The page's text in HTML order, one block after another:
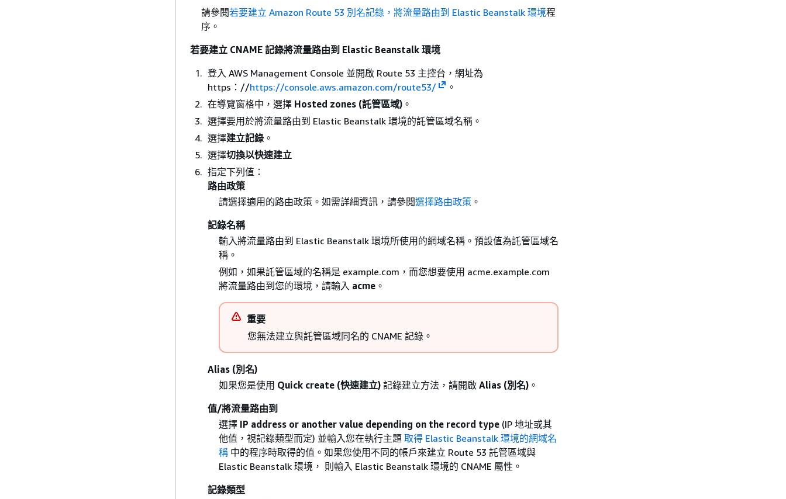
請參閱若要建立 Amazon Route 53 別名記錄，將流量路由到 Elastic Beanstalk 環境程
序。
若要建立 CNAME 記錄將流量路由到 Elastic Beanstalk 環境
登入 AWS Management Console 並開啟 Route 53 主控台，網址為
https：//https://console.aws.amazon.com/route53/
。
在導覽窗格中，選擇 Hosted zones (託管區域) 。
選擇要用於將流量路由到 Elastic Beanstalk 環境的託管區域名稱。
選擇建立記錄 。
選擇切換以快速建立
指定下列值：
路由政策
請選擇適用的路由政策。如需詳細資訊，請參閱選擇路由政策。
記錄名稱
輸入將流量路由到 Elastic Beanstalk 環境所使用的網域名稱。預設值為託管區域名
稱。
例如，如果託管區域的名稱是 example.com，而您想要使用 acme.example.com
將流量路由到您的環境，請輸入 acme。
重要
您無法建立與託管區域同名的 CNAME 記錄。
Alias (別名)
如果您是使用 Quick create (快速建立) 記錄建立方法，請開啟 Alias (別名)。
值/將流量路由到
選擇 IP address or another value depending on the record type(IP 地址或其
他值，視記錄類型而定) 並輸入您在執行主題 取得 Elastic Beanstalk 環境的網域名
稱中的程序時取得的值。如果您使用不同的帳戶來建立 Route 53 託管區域與
Elastic Beanstalk 環境， 則輸入 Elastic Beanstalk 環境的 CNAME 屬性。
記錄類型